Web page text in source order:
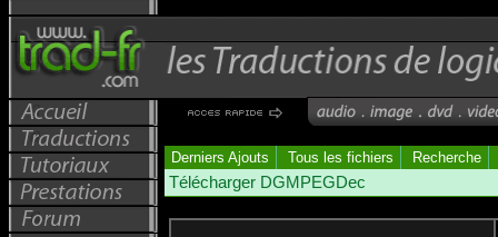
Derniers Ajouts Tous les fichiers Recherche
Télécharger DGMPEGDec